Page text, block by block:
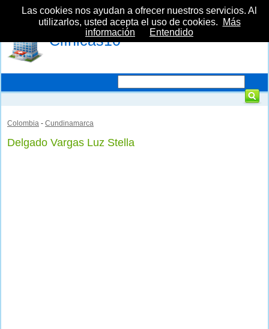
Clínicas10
Colombia - Cundinamarca
Delgado Vargas Luz Stella
Las cookies nos ayudan a ofrecer nuestros servicios. Al
utilizarlos, usted acepta el uso de cookies.
Más
información
Entendido